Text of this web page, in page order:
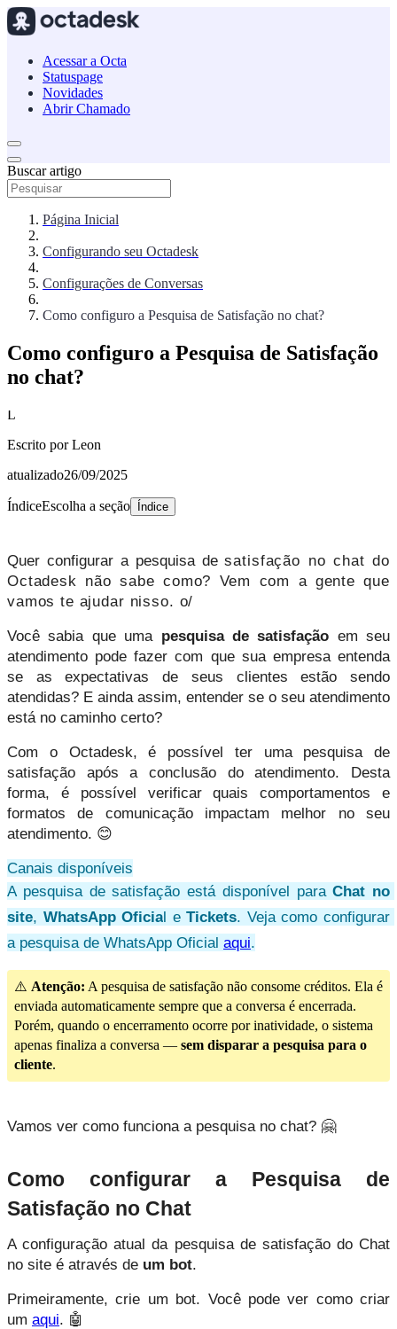
Acessar a Octa
Statuspage
Novidades
Abrir Chamado
Buscar artigo
Página Inicial
Configurando seu Octadesk
Configurações de Conversas
Como configuro a Pesquisa de Satisfação no chat?
Como configuro a Pesquisa de Satisfação
no chat?
L
Escrito porLeon
atualizado26/09/2025
ÍndiceEscolha a seção Índice
Quer configurar a pesquisa de satisfação no chat do
Octadesk não sabe como? Vem com a gente que
vamos te ajudar nisso. o/
Você sabia que uma pesquisa de satisfação em seu
atendimento pode fazer com que sua empresa entenda
se as expectativas de seus clientes estão sendo
atendidas? E ainda assim, entender se o seu atendimento
está no caminho certo?
Com o Octadesk, é possível ter uma pesquisa de
satisfação após a conclusão do atendimento. Desta
forma, é possível verificar quais comportamentos e
formatos de comunicação impactam melhor no seu
atendimento. 😊
Canais disponíveis
A pesquisa de satisfação está disponível para Chat no
site, WhatsApp Oficial e Tickets. Veja como configurar
a pesquisa de WhatsApp Oficial aqui.
⚠️ Atenção: A pesquisa de satisfação não consome créditos. Ela é
enviada automaticamente sempre que a conversa é encerrada.
Porém, quando o encerramento ocorre por inatividade, o sistema
apenas finaliza a conversa — sem disparar a pesquisa para o
cliente.
Vamos ver como funciona a pesquisa no chat? 🤗
Como configurar a Pesquisa de
Satisfação no Chat
A configuração atual da pesquisa de satisfação do Chat
no site é através de um bot.
Primeiramente, crie um bot. Você pode ver como criar
um aqui. 🤖